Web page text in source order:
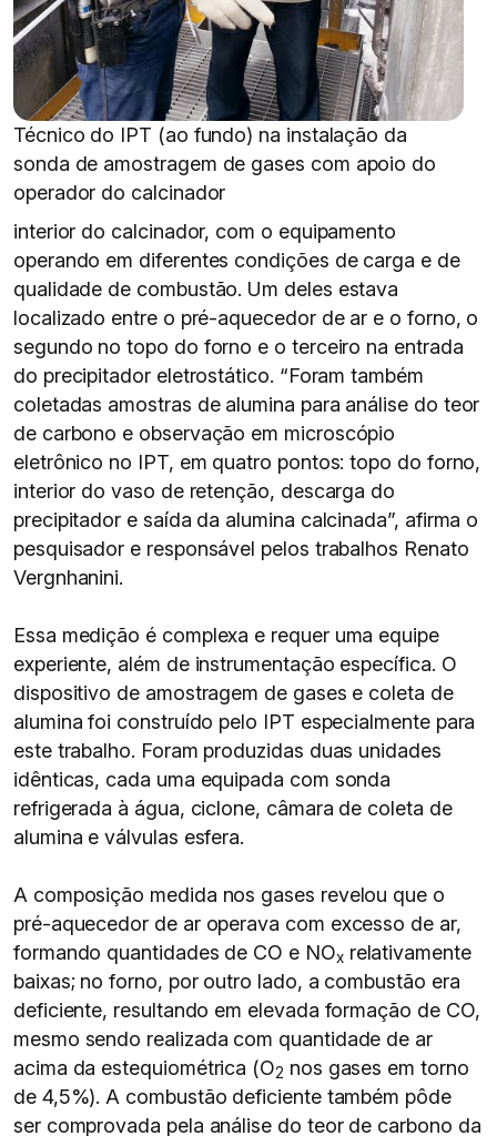
Técnico do IPT (ao fundo) na instalação da
sonda de amostragem de gases com apoio do
operador do calcinador
interior do calcinador, com o equipamento
operando em diferentes condições de carga e de
qualidade de combustão. Um deles estava
localizado entre o pré-aquecedor de ar e o forno, o
segundo no topo do forno e o terceiro na entrada
do precipitador eletrostático. “Foram também
coletadas amostras de alumina para análise do teor
de carbono e observação em microscópio
eletrônico no IPT, em quatro pontos: topo do forno,
interior do vaso de retenção, descarga do
precipitador e saída da alumina calcinada”, afirma o
pesquisador e responsável pelos trabalhos Renato
Vergnhanini.
Essa medição é complexa e requer uma equipe
experiente, além de instrumentação específica. O
dispositivo de amostragem de gases e coleta de
alumina foi construído pelo IPT especialmente para
este trabalho. Foram produzidas duas unidades
idênticas, cada uma equipada com sonda
refrigerada à água, ciclone, câmara de coleta de
alumina e válvulas esfera.
A composição medida nos gases revelou que o
pré-aquecedor de ar operava com excesso de ar,
formando quantidades de CO e NOxrelativamente
baixas; no forno, por outro lado, a combustão era
deficiente, resultando em elevada formação de CO,
mesmo sendo realizada com quantidade de ar
acima da estequiométrica (O2 nos gases em torno
de 4,5%). A combustão deficiente também pôde
ser comprovada pela análise do teor de carbono da